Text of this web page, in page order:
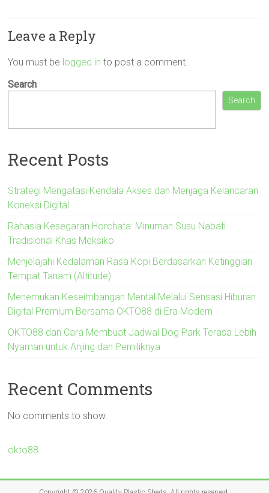
Leave a Reply
You must be logged in to post a comment.
Search
Search
Recent Posts
Strategi Mengatasi Kendala Akses dan Menjaga Kelancaran
Koneksi Digital
Rahasia Kesegaran Horchata: Minuman Susu Nabati
Tradisional Khas Meksiko
Menjelajahi Kedalaman Rasa Kopi Berdasarkan Ketinggian
Tempat Tanam (Altitude)
Menemukan Keseimbangan Mental Melalui Sensasi Hiburan
Digital Premium Bersama OKTO88 di Era Modern
OKTO88 dan Cara Membuat Jadwal Dog Park Terasa Lebih
Nyaman untuk Anjing dan Pemiliknya
Recent Comments
No comments to show.
okto88